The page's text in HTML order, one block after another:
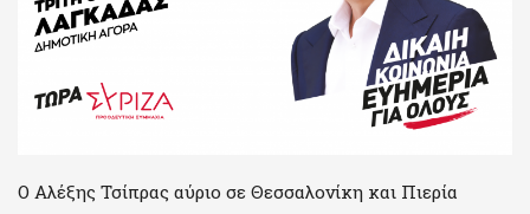
Ο Αλέξης Τσίπρας αύριο σε Θεσσαλονίκη και Πιερία